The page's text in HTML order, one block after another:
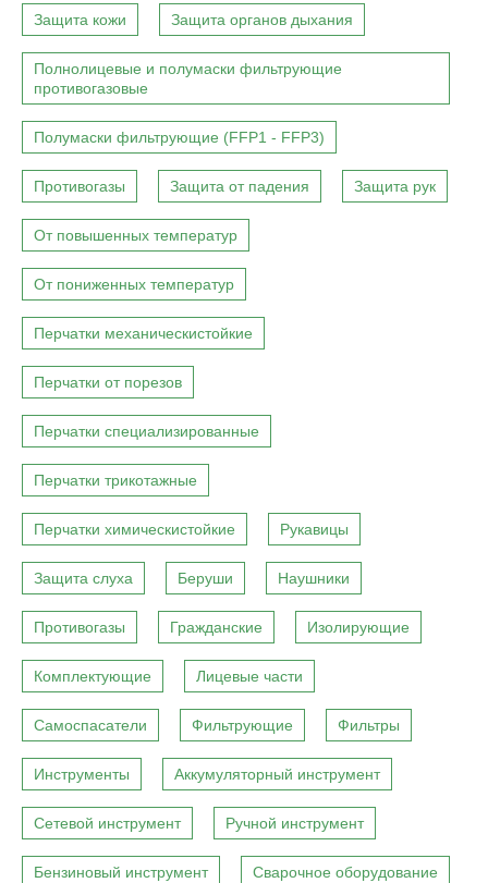
Защита кожи Защита органов дыхания
Полнолицевые и полумаски фильтрующие
противогазовые
Полумаски фильтрующие (FFP1 - FFP3)
Противогазы Защита от падения Защита рук
От повышенных температур
От пониженных температур
Перчатки механическистойкие
Перчатки от порезов
Перчатки специализированные
Перчатки трикотажные
Перчатки химическистойкие Рукавицы
Защита слуха Беруши Наушники
Противогазы Гражданские Изолирующие
Комплектующие Лицевые части
Самоспасатели Фильтрующие Фильтры
Инструменты Аккумуляторный инструмент
Сетевой инструмент Ручной инструмент
Бензиновый инструмент Сварочное оборудование